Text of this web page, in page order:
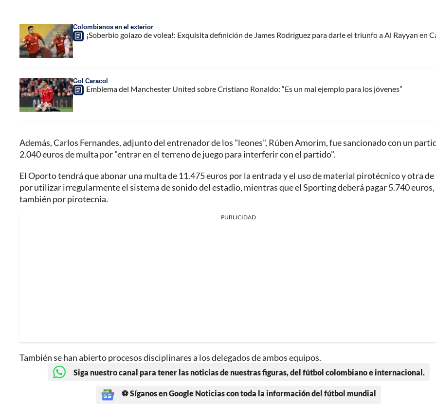
Colombianos en el exterior
¡Soberbio golazo de volea!: Exquisita definición de James Rodríguez para darle el triunfo a Al Rayyan en
Gol Caracol
Emblema del Manchester United sobre Cristiano Ronaldo: “Es un mal ejemplo para los jóvenes”
Además, Carlos Fernandes, adjunto del entrenador de los "leones", Rúben Amorim, fue sancionado con un
2.040 euros de multa por "entrar en el terreno de juego para interferir con el partido".
El Oporto tendrá que abonar una multa de 11.475 euros por la entrada y el uso de material pirotécnico y otra de
por utilizar irregularmente el sistema de sonido del estadio, mientras que el Sporting deberá pagar 5.740 euros,
también por pirotecnia.
PUBLICIDAD
También se han abierto procesos disciplinares a los delegados de ambos equipos.
Siga nuestro canal para tener las noticias de nuestras figuras, del fútbol colombiano e internacional.
⚽ Síganos en Google Noticias con toda la información del fútbol mundial